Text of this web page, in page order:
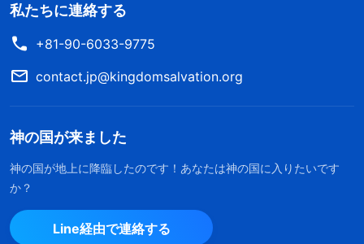
私たちに連絡する
+81-90-6033-9775
contact.jp@kingdomsalvation.org
神の国が来ました
神の国が地上に降臨したのです！あなたは神の国に入りたいです
か？
Line経由で連絡する